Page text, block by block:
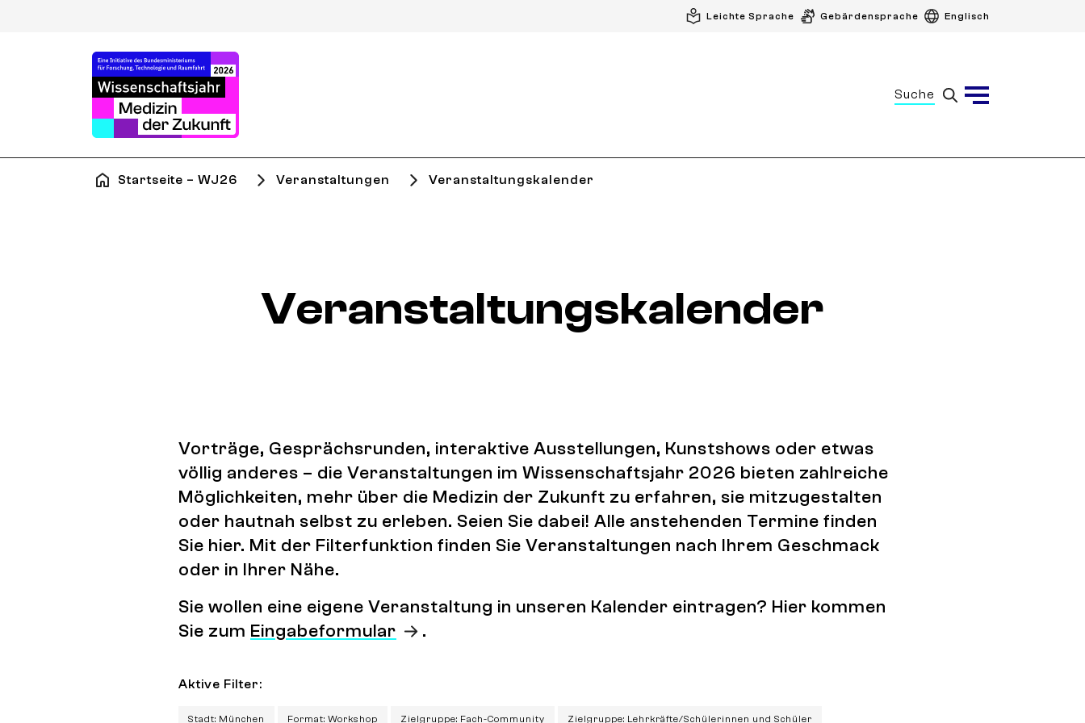
Leichte Sprache Gebärdensprache Englisch
Suche
Startseite – WJ26 Veranstaltungen Veranstaltungskalender
Veranstaltungskalender
Vorträge, Gesprächsrunden, interaktive Ausstellungen, Kunstshows oder etwas
völlig anderes – die Veranstaltungen im Wissenschaftsjahr 2026 bieten zahlreiche
Möglichkeiten, mehr über die Medizin der Zukunft zu erfahren, sie mitzugestalten
oder hautnah selbst zu erleben. Seien Sie dabei! Alle anstehenden Termine finden
Sie hier. Mit der Filterfunktion finden Sie Veranstaltungen nach Ihrem Geschmack
oder in Ihrer Nähe.
Sie wollen eine eigene Veranstaltung in unseren Kalender eintragen? Hier kommen
Sie zum Eingabeformular .
Aktive Filter:
Stadt: München Format: Workshop Zielgruppe: Fach-Community Zielgruppe: Lehrkräfte/Schülerinnen und Schüler